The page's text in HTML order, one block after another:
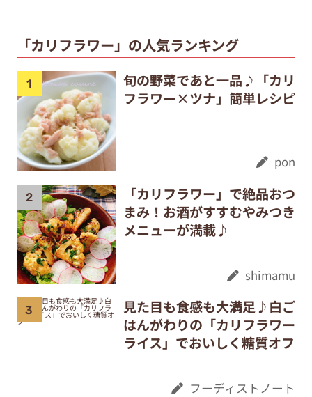
「カリフラワー」の人気ランキング
旬の野菜であと一品♪「カリ
フラワー×ツナ」簡単レシピ
pon
「カリフラワー」で絶品おつ
まみ！お酒がすすむやみつき
メニューが満載♪
shimamu
見た目も食感も大満足♪白ご
はんがわりの「カリフラワー
ライス」でおいしく糖質オフ
フーディストノート